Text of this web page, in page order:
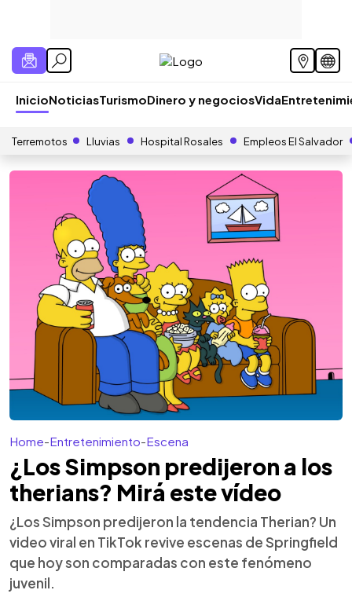
InicioNoticiasTurismoDinero y negociosVida
Terremotos Lluvias Hospital Rosales Empleos El Salvador
Home-Entretenimiento-Escena
¿Los Simpson predijeron a los
therians? Mirá este vídeo
¿Los Simpson predijeron la tendencia Therian? Un
video viral en TikTok revive escenas de Springfield
que hoy son comparadas con este fenómeno
juvenil.